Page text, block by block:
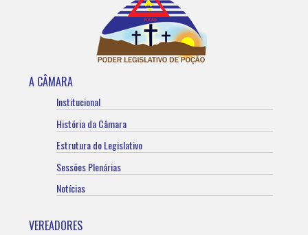
A CÂMARA
Institucional
História da Câmara
Estrutura do Legislativo
Sessões Plenárias
Notícias
VEREADORES